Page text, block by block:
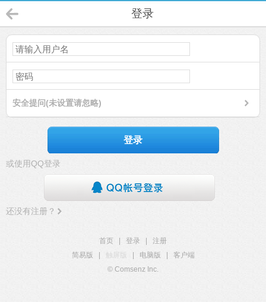
登录
安全提问(未设置请忽略)
登录
或使用QQ登录
还没有注册？
首页 登录
注册
简易版
触屏版 电脑版
客户端
© Comsenz Inc.